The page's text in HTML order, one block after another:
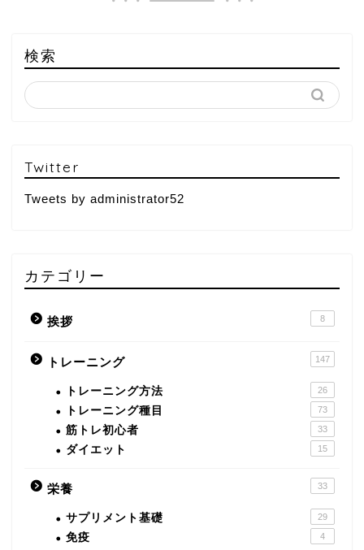
検索
Twitter
Tweets by administrator52
カテゴリー
挨拶 8
トレーニング 147
トレーニング方法 26
トレーニング種目 73
筋トレ初心者 33
ダイエット 15
栄養 33
サプリメント基礎 29
免疫 4